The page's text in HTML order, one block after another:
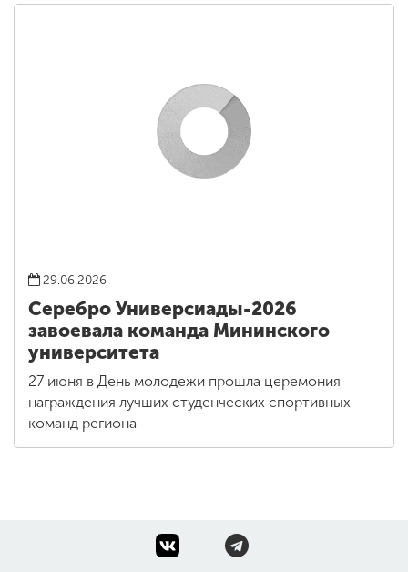
29.06.2026
Серебро Универсиады-2026
завоевала команда Мининского
университета
27 июня в День молодежи прошла церемония
награждения лучших студенческих спортивных
команд региона